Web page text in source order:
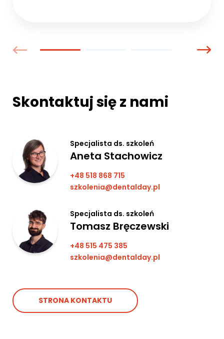
Skontaktuj się z nami
Specjalista ds. szkoleń
Aneta Stachowicz
+48 518 868 715
szkolenia@dentalday.pl
Specjalista ds. szkoleń
Tomasz Bręczewski
+48 515 475 385
szkolenia@dentalday.pl
STRONA KONTAKTU